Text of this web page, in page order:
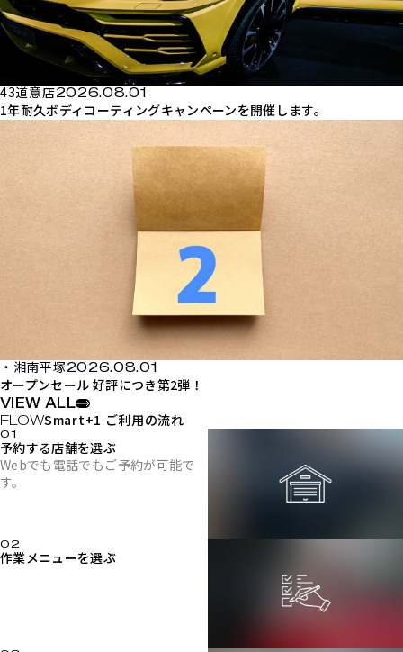
43道意店2026.08.01
1年耐久ボディコーティングキャンペーンを開催します。
・湘南平塚2026.08.01
オープンセール 好評につき第2弾！
VIEW ALL
Smart+1 ご利用の流れ
予約する店舗を選ぶ
Webでも電話でもご予約が可能で
す。
作業メニューを選ぶ